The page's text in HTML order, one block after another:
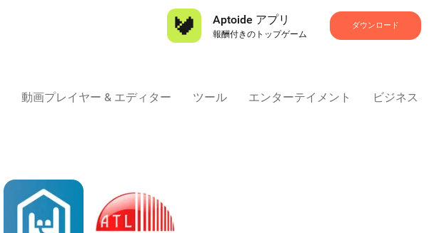
Aptoide アプリ
報酬付きのトップゲーム
ダウンロード
動画プレイヤー & エディター ツール エンターテイメント ビジネス